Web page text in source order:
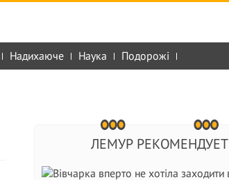
Надихаюче Наука Подорожі
ЛЕМУР РЕКОМЕНДУЕТ